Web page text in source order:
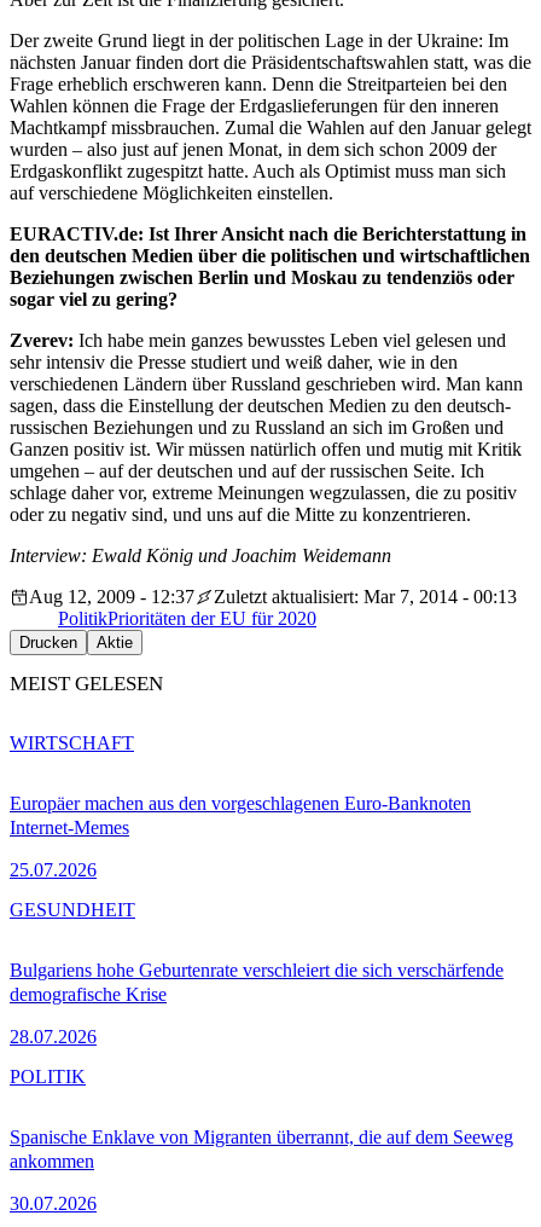
Der zweite Grund liegt in der politischen Lage in der Ukraine: Im
nächsten Januar finden dort die Präsidentschaftswahlen statt, was die
Frage erheblich erschweren kann. Denn die Streitparteien bei den
Wahlen können die Frage der Erdgaslieferungen für den inneren
Machtkampf missbrauchen. Zumal die Wahlen auf den Januar gelegt
wurden – also just auf jenen Monat, in dem sich schon 2009 der
Erdgaskonflikt zugespitzt hatte. Auch als Optimist muss man sich
auf verschiedene Möglichkeiten einstellen.
EURACTIV.de: Ist Ihrer Ansicht nach die Berichterstattung in
den deutschen Medien über die politischen und wirtschaftlichen
Beziehungen zwischen Berlin und Moskau zu tendenziös oder
sogar viel zu gering?
Zverev: Ich habe mein ganzes bewusstes Leben viel gelesen und
sehr intensiv die Presse studiert und weiß daher, wie in den
verschiedenen Ländern über Russland geschrieben wird. Man kann
sagen, dass die Einstellung der deutschen Medien zu den deutsch-
russischen Beziehungen und zu Russland an sich im Großen und
Ganzen positiv ist. Wir müssen natürlich offen und mutig mit Kritik
umgehen – auf der deutschen und auf der russischen Seite. Ich
schlage daher vor, extreme Meinungen wegzulassen, die zu positiv
oder zu negativ sind, und uns auf die Mitte zu konzentrieren.
Interview: Ewald König und Joachim Weidemann
Aug 12, 2009 - 12:37
Zuletzt aktualisiert: Mar 7, 2014 - 00:13
PolitikPrioritäten der EU für 2020
Drucken Aktie
MEIST GELESEN
Europäer machen aus den vorgeschlagenen Euro-Banknoten
Internet-Memes
25.07.2026
WIRTSCHAFT
Bulgariens hohe Geburtenrate verschleiert die sich verschärfende
demografische Krise
28.07.2026
GESUNDHEIT
Spanische Enklave von Migranten überrannt, die auf dem Seeweg
ankommen
30.07.2026
POLITIK